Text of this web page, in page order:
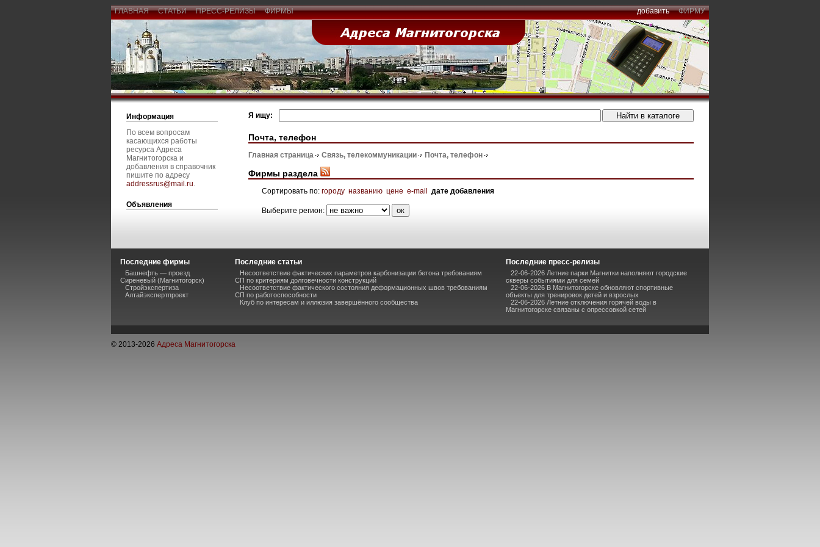
ГЛАВНАЯ СТАТЬИ ПРЕСС-РЕЛИЗЫ ФИРМЫ добавить ФИРМУ
Информация
По всем вопросам
касающихся работы
ресурса Адреса
Магнитогорска и
добавления в справочник
пишите по адресу
addressrus@mail.ru.
Объявления
Я ищу:
Почта, телефон
Главная страница Связь, телекоммуникации Почта, телефон
Фирмы раздела
Сортировать по: городу названию цене e-mail дате добавления
Выберите регион:
Последние фирмы
Башнефть — проезд
Сиреневый (Магнитогорск)
Стройэкспертиза
Алтайэкспертпроект
Последние статьи
Несоответствие фактических параметров карбонизации бетона требованиям
СП по критериям долговечности конструкций
Несоответствие фактического состояния деформационных швов требованиям
СП по работоспособности
Клуб по интересам и иллюзия завершённого сообщества
Последние пресс-релизы
22-06-2026 Летние парки Магнитки наполняют городские
скверы событиями для семей
22-06-2026 В Магнитогорске обновляют спортивные
объекты для тренировок детей и взрослых
22-06-2026 Летние отключения горячей воды в
Магнитогорске связаны с опрессовкой сетей
© 2013-2026 Адреса Магнитогорска